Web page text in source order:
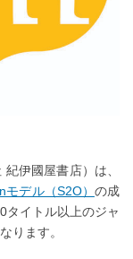
伊國屋書店）は、
デル（S2O） の成
タイトル以上のジャ
ります。